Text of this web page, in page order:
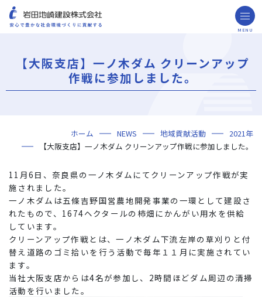
MENU
ごあいさつ
ミッション・ビジョン・社訓
会社概要
組織図
役員一覧
沿革
岩田地崎の歴史
事業所一覧
関連会社
プレスリリース
財務情報
岩田地崎建設のCM
3分でわかる岩田地崎建設
年代から探す
地域別で探す
用途区分から探す
GISマップシステム
Niseko Project
プロジェクトレポート
技術・ソリューション
技術
ソリューション
海外事業
NISEKO PROJECTS
【大阪支店】一ノ木ダム クリーンアップ
作戦に参加しました。
ホーム NEWS 地域貢献活動
2021年
【大阪支店】一ノ木ダム クリーンアップ作戦に参加しました。
11月6日、奈良県の一ノ木ダムにてクリーンアップ作戦が実
施されました。
一ノ木ダムは五條吉野国営農地開発事業の一環として建設さ
れたもので、1674ヘクタールの柿畑にかんがい用水を供給
しています。
クリーンアップ作戦とは、一ノ木ダム下流左岸の草刈りと付
替え道路のゴミ拾いを行う活動で毎年１１月に実施されてい
ます。
当社大阪支店からは4名が参加し、2時間ほどダム周辺の清掃
活動を行いました。